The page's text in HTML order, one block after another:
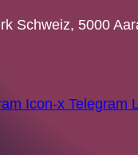
Schweiz, 5000
Icon-x Telegram